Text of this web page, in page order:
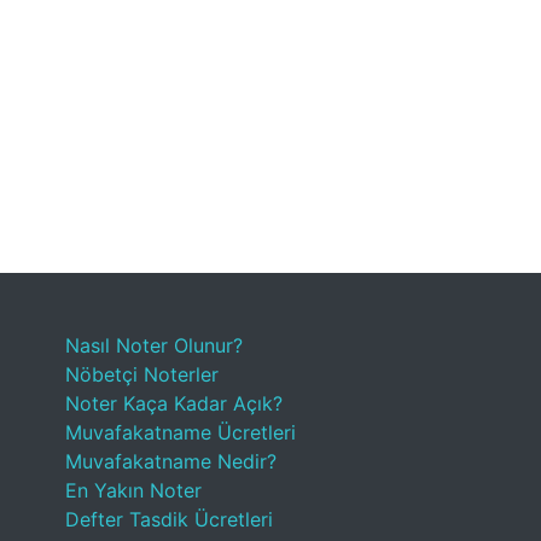
Nasıl Noter Olunur?
Nöbetçi Noterler
Noter Kaça Kadar Açık?
Muvafakatname Ücretleri
Muvafakatname Nedir?
En Yakın Noter
Defter Tasdik Ücretleri